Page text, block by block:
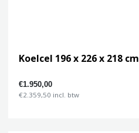
Koelcel 196 x 226 x 218 cm
€1.950,00
€2.359,50 incl. btw